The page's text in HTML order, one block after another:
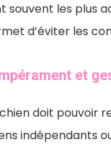
souvent les plus
d’éviter les
et
doit pouvoir
indépendants